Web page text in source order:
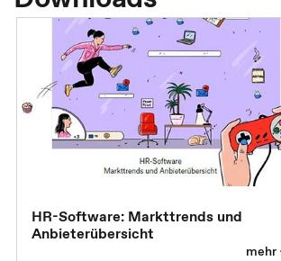
HR-Software: Markttrends und
Anbieterübersicht
mehr